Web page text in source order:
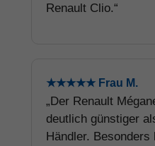
Renault Clio.“
★★★★★ Frau M.
„Der Renault
deutlich günstiger
Händler.